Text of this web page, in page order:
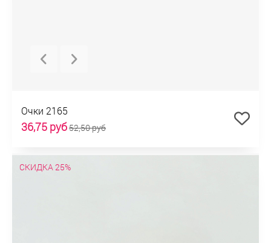
Очки 2165
36,75 руб52,50 руб
СКИДКА 25%